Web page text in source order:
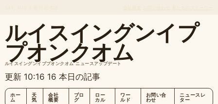
ルイスイングンイプ
プオンクオム
ルイスイングンイププオンクオム ニュースアップデート
更新 10:16 16 本日の記事
ホー
ム
天
気
会社
概要
ブロ
グ
ロー
カル
ワー
ルド
お問い合
わせ
ニュースレ
ター